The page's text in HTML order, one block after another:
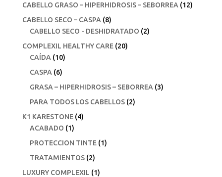
CABELLO GRASO – HIPERHIDROSIS – SEBORREA (12)
CABELLO SECO – CASPA (8)
CABELLO SECO - DESHIDRATADO (2)
COMPLEXIL HEALTHY CARE (20)
CAÍDA (10)
CASPA (6)
GRASA – HIPERHIDROSIS – SEBORREA (3)
PARA TODOS LOS CABELLOS (2)
K1 KARESTONE (4)
ACABADO (1)
PROTECCION TINTE (1)
TRATAMIENTOS (2)
LUXURY COMPLEXIL (1)